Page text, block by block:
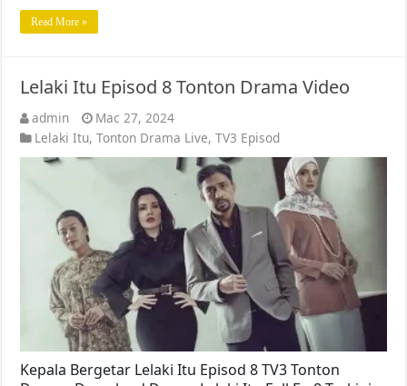
Read More »
Lelaki Itu Episod 8 Tonton Drama Video
admin
Mac 27, 2024
Lelaki Itu,Tonton Drama Live,TV3 Episod
Kepala Bergetar Lelaki Itu Episod 8 TV3 Tonton